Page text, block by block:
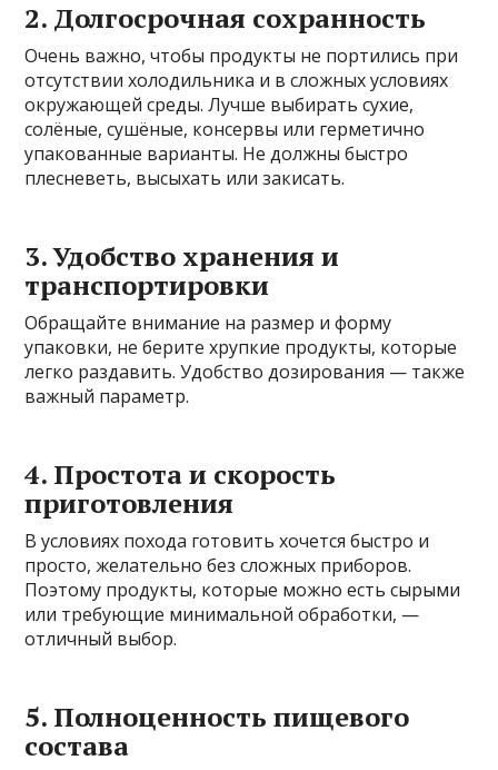
2. Долгосрочная сохранность
Очень важно, чтобы продукты не портились при
отсутствии холодильника и в сложных условиях
окружающей среды. Лучше выбирать сухие,
солёные, сушёные, консервы или герметично
упакованные варианты. Не должны быстро
плесневеть, высыхать или закисать.
3. Удобство хранения и
транспортировки
Обращайте внимание на размер и форму
упаковки, не берите хрупкие продукты, которые
легко раздавить. Удобство дозирования — также
важный параметр.
4. Простота и скорость
приготовления
В условиях похода готовить хочется быстро и
просто, желательно без сложных приборов.
Поэтому продукты, которые можно есть сырыми
или требующие минимальной обработки, —
отличный выбор.
5. Полноценность пищевого
состава